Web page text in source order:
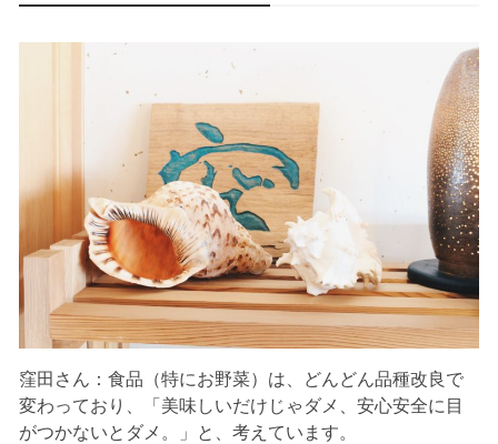
窪田さん：食品（特にお野菜）は、どんどん品種改良で
変わっており、「美味しいだけじゃダメ、安心安全に目
がつかないとダメ。」と、考えています。